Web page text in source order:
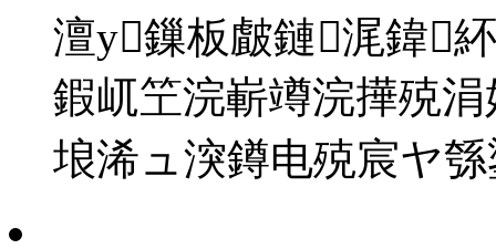
澶у鏁板皻鏈浘鍏
鍜屼笁浣嶄竴浣撶殑
埌浠ュ湥鐏电殑宸ヤ